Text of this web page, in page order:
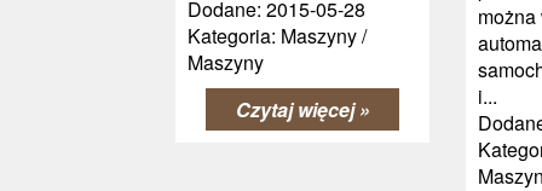
Dodane: 2015-05-28
Kategoria: Maszyny /
Maszyny
Czytaj więcej »
i...